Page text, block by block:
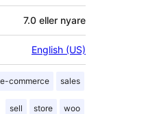
7.0 eller nyare
English (US)
e-commerce sales
sell store woo